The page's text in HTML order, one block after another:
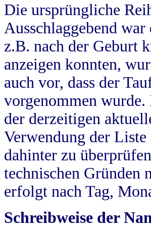
Die ursprüngliche
Ausschlaggebend
z.B. nach der Geburt
anzeigen konnten,
auch vor, dass der
vorgenommen
der derzeitigen
Verwendung der
dahinter zu
technischen Gründen
erfolgt nach Tag,
Schreibweise der